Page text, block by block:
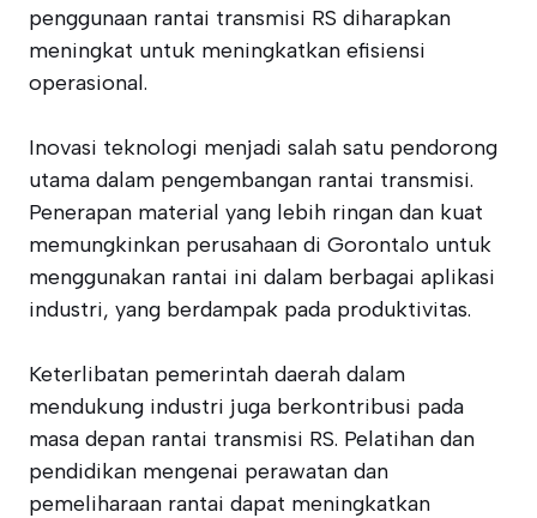
penggunaan rantai transmisi RS diharapkan
meningkat untuk meningkatkan efisiensi
operasional.
Inovasi teknologi menjadi salah satu pendorong
utama dalam pengembangan rantai transmisi.
Penerapan material yang lebih ringan dan kuat
memungkinkan perusahaan di Gorontalo untuk
menggunakan rantai ini dalam berbagai aplikasi
industri, yang berdampak pada produktivitas.
Keterlibatan pemerintah daerah dalam
mendukung industri juga berkontribusi pada
masa depan rantai transmisi RS. Pelatihan dan
pendidikan mengenai perawatan dan
pemeliharaan rantai dapat meningkatkan